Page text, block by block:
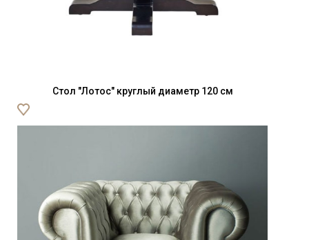
Стол "Лотос" круглый диаметр 120 см